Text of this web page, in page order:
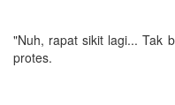
"Nuh, rapat sikit lagi... Tak
protes.